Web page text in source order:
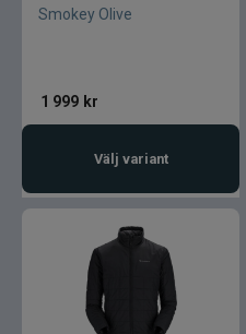
Smokey Olive
1 999 kr
Välj variant